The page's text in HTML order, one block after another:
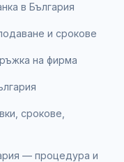
в България
и срокове
на фирма
срокове,
— процедура и